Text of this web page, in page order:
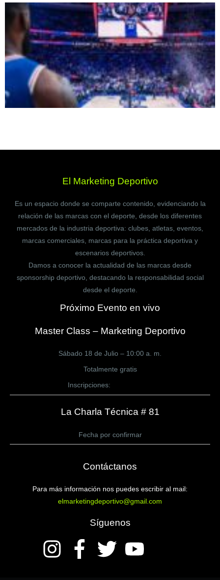
El Marketing Deportivo
Es un espacio donde se comparte contenido, evidenciando la
relación de las marcas con el deporte, desde los diferentes
mercados de la industria deportiva: clubes, atletas, eventos,
marcas comerciales, marcas para la práctica deportiva y
escenarios deportivos.
Damos a conocer la actualidad de las marcas desde
sponsorship deportivo, destacando la responsabilidad social
desde el deporte.
Próximo Evento en vivo
Master Class – Marketing Deportivo
Sábado 18 de Julio – 10:00 a. m.
Totalmente gratis
Inscripciones:
La Charla Técnica # 81
Fecha por confirmar
Contáctanos
Para más información nos puedes escribir al mail:
elmarketingdeportivo@gmail.com
Síguenos